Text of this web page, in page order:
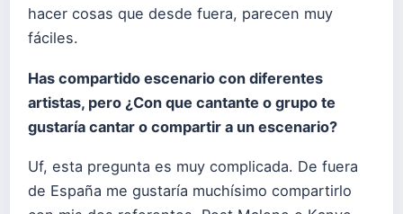
hacer cosas que desde fuera, parecen muy
fáciles.
Has compartido escenario con diferentes
artistas, pero ¿Con que cantante o grupo te
gustaría cantar o compartir a un escenario?
Uf, esta pregunta es muy complicada. De fuera
de España me gustaría muchísimo compartirlo